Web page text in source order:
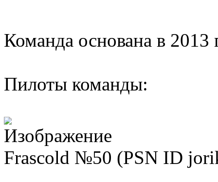
Команда основана в 2013
Пилоты команды:
Frascold №50 (PSN ID